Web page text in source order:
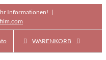
Informationen! |
WARENKORB